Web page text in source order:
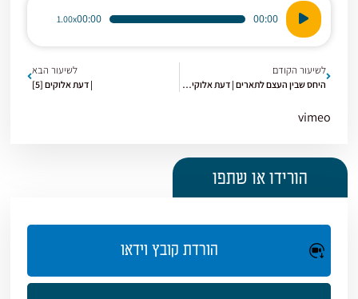
נגן
אודיו
00:00
00:00
1.00x
לשיעור הקודם
היחס שבין העצם לתארים | דעת אלוקים [3]
לשיעור הבא
| דעת אלוקים [5]
vimeo
הורידו או שתפו
הורדת קובץ וידאו